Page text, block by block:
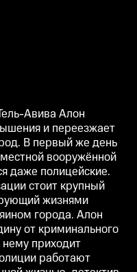
Авива Алон
и переезжает
В первый же день
вооружённой
даже полицейские.
стоит крупный
жизнями
города. Алон
от криминального
приходит
работают